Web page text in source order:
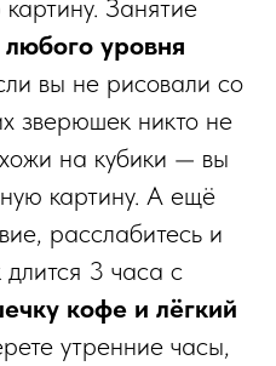
Занятие
любого уровня
вы не рисовали со
зверюшек никто не
на кубики — вы
картину. А ещё
расслабитесь и
длится 3 часа с
кофе и лёгкий
утренние часы,